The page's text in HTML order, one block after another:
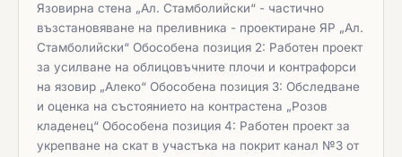
Язовирна стена „Ал. Стамболийски“ - частично
възстановяване на преливника - проектиране ЯР „Ал.
Стамболийски“ Обособена позиция 2: Работен проект
за усилване на облицовъчните плочи и контрафорси
на язовир „Алеко“ Обособена позиция 3: Обследване
и оценка на състоянието на контрастена „Розов
кладенец“ Обособена позиция 4: Работен проект за
укрепване на скат в участъка на покрит канал №3 от